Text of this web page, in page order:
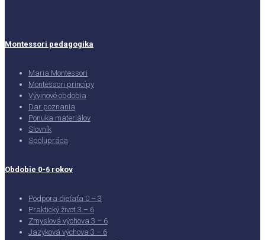
Montessori pedagogika
Maria Montessori
Montessori princípy
Vývinové obdobia
Dar poznania
Ponuka materiálov
Slovník
Spolupráca
Obdobie 0-6 rokov
Podpora dieťaťa 0 – 3
Praktický život 3 – 6
Zmyslová výchova 3 – 6
Jazyková výchova 3 – 6